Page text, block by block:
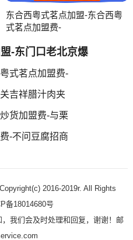
东合西粤式茗点加盟-东合西粤
式茗点加盟费-
-东门口老北京爆
式茗点加盟费-
吉祥腊汁肉夹
货加盟费-与栗
-不问豆腐招商
2016-2019r. All Rights
备18014680号
我们会及时处理和回复，谢谢！邮